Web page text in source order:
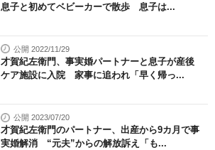
息子と初めてベビーカーで散歩 息子は...
公開 2022/11/29
才賀紀左衛門、事実婚パートナーと息子が産後
ケア施設に入院 家事に追われ「早く帰っ...
公開 2023/07/20
才賀紀左衛門のパートナー、出産から9カ月で事
実婚解消 “元夫”からの解放訴え「も...